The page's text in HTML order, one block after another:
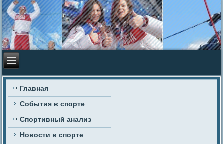
Главная
События в спорте
Спортивный анализ
Новости в спорте